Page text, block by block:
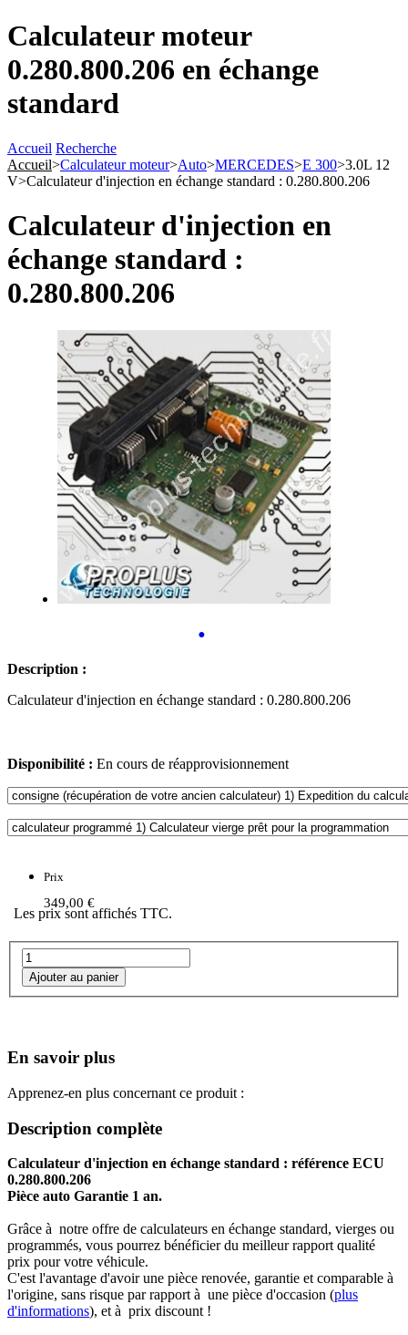
Calculateur moteur
0.280.800.206 en échange
standard
Accueil Recherche
Accueil>Calculateur moteur>Auto>MERCEDES>E 300>3.0L 12
V>Calculateur d'injection en échange standard : 0.280.800.206
Calculateur d'injection en
échange standard :
0.280.800.206
•
Description :
Calculateur d'injection en échange standard : 0.280.800.206
Disponibilité : En cours de réapprovisionnement
Prix
349,00 €
Les prix sont affichés TTC.
En savoir plus
Apprenez-en plus concernant ce produit :
Description complète
Calculateur d'injection en échange standard : référence ECU
0.280.800.206
Pièce auto Garantie 1 an.
Grâce à notre offre de calculateurs en échange standard, vierges ou
programmés, vous pourrez bénéficier du meilleur rapport qualité
prix pour votre véhicule.
C'est l'avantage d'avoir une pièce renovée, garantie et comparable à
l'origine, sans risque par rapport à une pièce d'occasion (plus
d'informations), et à prix discount !